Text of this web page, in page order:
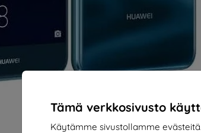
Tämä verkkosivusto
Käytämme sivustollamme